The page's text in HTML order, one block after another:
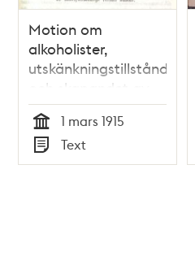
Motion om
alkoholister,
utskänkningstillstånd
och skapandet av
en nykterhetsnämnd
- Stadsfullmäktige
1915
Tid
1 mars 1915
Typ
Text